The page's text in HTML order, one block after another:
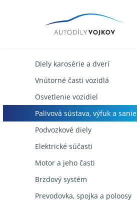
Diely karosérie a dverí
Vnútorné časti vozidlá
Osvetlenie vozidiel
Palivová sústava, výfuk a sanie
Podvozkové diely
Elektrické súčasti
Motor a jeho časti
Brzdový systém
Prevodovka, spojka a poloosy